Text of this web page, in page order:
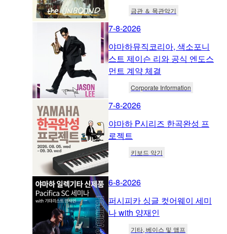
금관 ＆ 목관악기
7-8-2026
야마하뮤직코리아, 색소포니
스트 제이슨 리와 공식 엔도스
먼트 계약 체결
Corporate Information
7-8-2026
야마하 P시리즈 한곡완성 프
로젝트
키보드 악기
6-8-2026
퍼시피카 싱글 컷어웨이 세미
나 with 양재인
기타, 베이스 및 앰프